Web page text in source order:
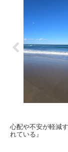
心配や不安が軽減
れている』